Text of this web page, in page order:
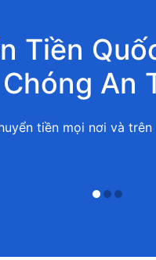
Tiền
Chóng An
tiền mọi nơi và